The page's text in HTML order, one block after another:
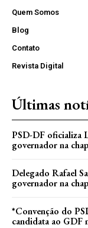
Quem Somos
Blog
Contato
Revista Digital
Últimas
PSD-DF oficializa
governador na
Delegado Rafael
governador na
*Convenção do
candidata ao GDF